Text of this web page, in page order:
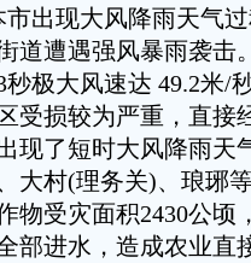
出现大风降雨天气
道遭遇强风暴雨袭击
极大风速达 49.2米/
受损较为严重，直接
现了短时大风降雨天
大村(理务关)、琅琊
物受灾面积2430公顷
部进水，造成农业直